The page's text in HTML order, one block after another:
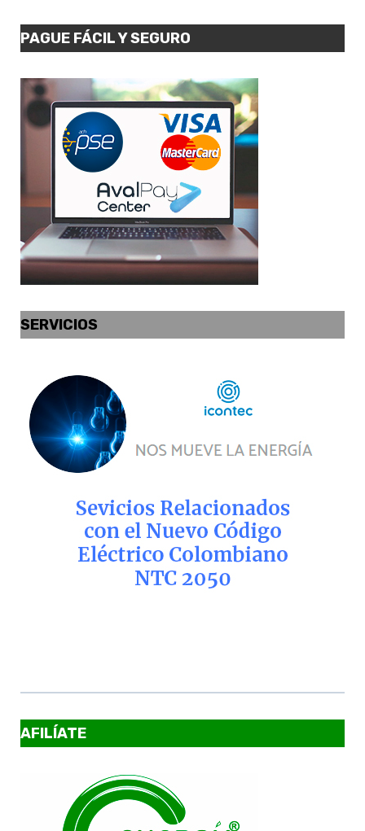
PAGUE FÁCIL Y SEGURO
SERVICIOS
AFILÍATE